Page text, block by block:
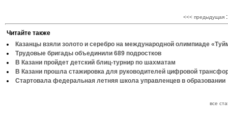
<<< предыдущая
Читайте также
Казанцы взяли золото и серебро на международной олимпиаде
Трудовые бригады объединили 689 подростков
В Казани пройдет детский блиц-турнир по шахматам
В Казани прошла стажировка для руководителей цифровой
Стартовала федеральная летняя школа управленцев в образовании
все